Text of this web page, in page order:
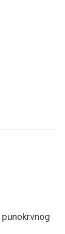
punokrvnog